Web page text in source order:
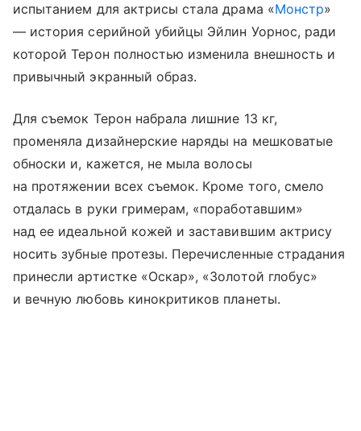
испытанием для актрисы стала драма «Монстр»
— история серийной убийцы Эйлин Уорнос, ради
которой Терон полностью изменила внешность и
привычный экранный образ.
Для съемок Терон набрала лишние 13 кг,
променяла дизайнерские наряды на мешковатые
обноски и, кажется, не мыла волосы
на протяжении всех съемок. Кроме того, смело
отдалась в руки гримерам, «поработавшим»
над ее идеальной кожей и заставившим актрису
носить зубные протезы. Перечисленные страдания
принесли артистке «Оскар», «Золотой глобус»
и вечную любовь кинокритиков планеты.